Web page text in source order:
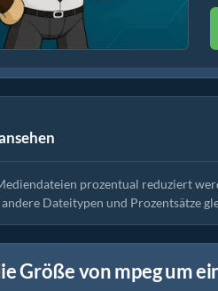
um 50% (Einfache Anleitung)
prozentual reduziert
Dateitypen und Prozentsätze
Größe von mpeg um